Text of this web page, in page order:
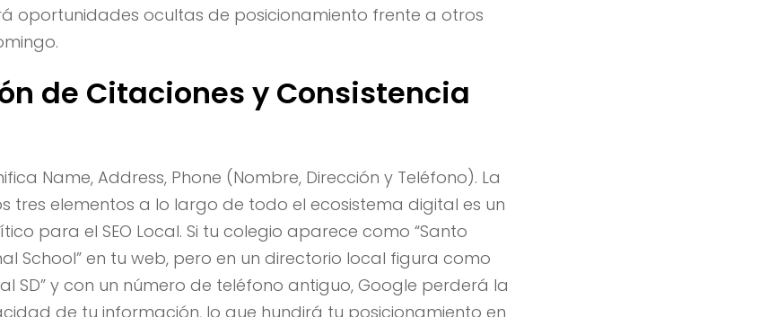
oportunidades ocultas de posicionamiento frente a otros
de Citaciones y Consistencia
Name, Address, Phone (Nombre, Dirección y Teléfono). La
tres elementos a lo largo de todo el ecosistema digital es un
para el SEO Local. Si tu colegio aparece como “Santo
School” en tu web, pero en un directorio local figura como
SD” y con un número de teléfono antiguo, Google perderá la
de tu información, lo que hundirá tu posicionamiento en